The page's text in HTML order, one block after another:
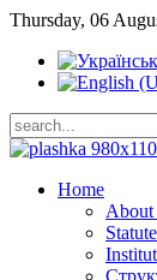
Thursday, 06
Home
About